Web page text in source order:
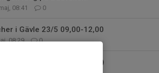
08:41 0
i Gävle 23/5 09,00-12,00
08:29 0
(inte idag sön 26/4)